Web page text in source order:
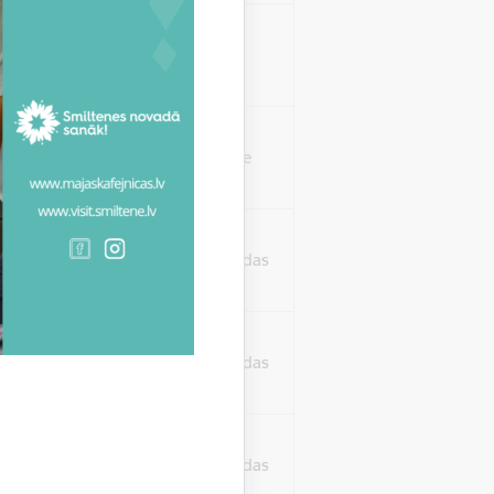
datu iegūšanai
līmeni. 1 minūte
datu iegūšanai
24 stundas
kas tiek
24 stundas
24 stundas